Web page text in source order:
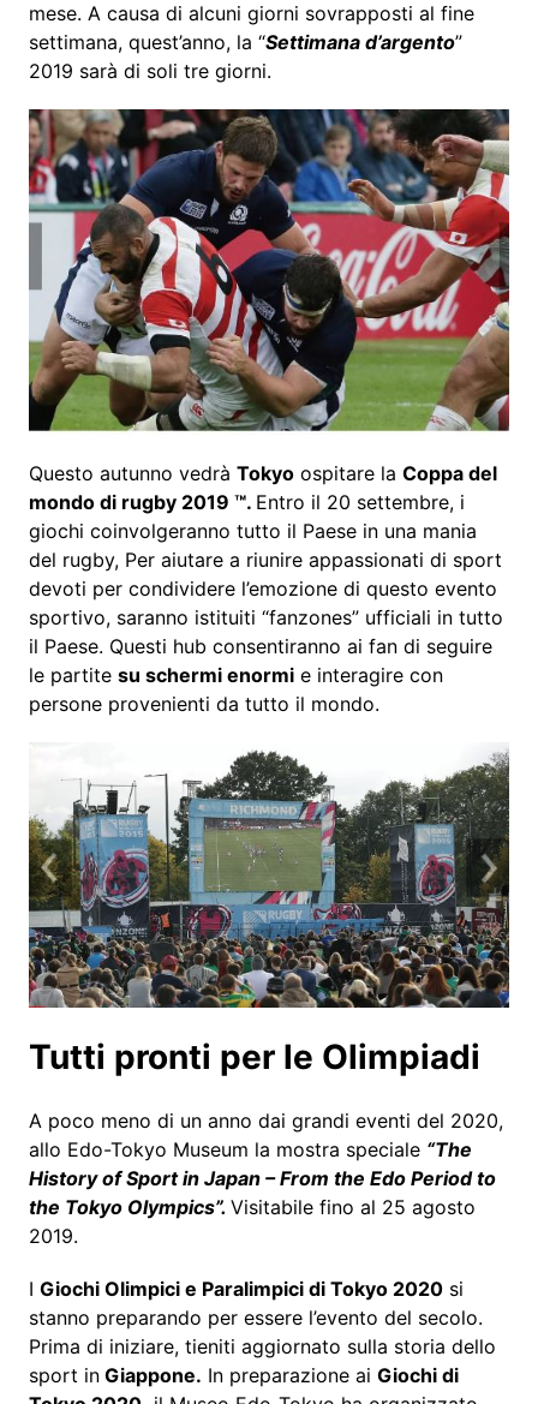
mese. A causa di alcuni giorni sovrapposti al fine
settimana, quest’anno, la “Settimana d’argento”
2019 sarà di soli tre giorni.
Questo autunno vedrà Tokyoospitare la Coppa del
mondo di rugby 2019 ™. Entro il 20 settembre, i
giochi coinvolgeranno tutto il Paese in una mania
del rugby, Per aiutare a riunire appassionati di sport
devoti per condividere l’emozione di questo evento
sportivo, saranno istituiti “fanzones” ufficiali in tutto
il Paese. Questi hub consentiranno ai fan di seguire
le partite su schermi enormie interagire con
persone provenienti da tutto il mondo.
Tutti pronti per le Olimpiadi
A poco meno di un anno dai grandi eventi del 2020,
allo Edo-Tokyo Museum la mostra speciale “The
History of Sport in Japan – From the Edo Period to
the Tokyo Olympics”. Visitabile fino al 25 agosto
2019.
I Giochi Olimpici e Paralimpici di Tokyo 2020si
stanno preparando per essere l’evento del secolo.
Prima di iniziare, tieniti aggiornato sulla storia dello
sport inGiappone. In preparazione ai Giochi di